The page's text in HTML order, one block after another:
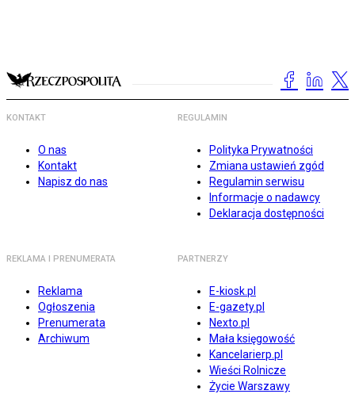
KONTAKT
O nas
Kontakt
Napisz do nas
REGULAMIN
Polityka Prywatności
Zmiana ustawień zgód
Regulamin serwisu
Informacje o nadawcy
Deklaracja dostępności
REKLAMA I PRENUMERATA
Reklama
Ogłoszenia
Prenumerata
Archiwum
PARTNERZY
E-kiosk.pl
E-gazety.pl
Nexto.pl
Mała księgowość
Kancelarierp.pl
Wieści Rolnicze
Życie Warszawy